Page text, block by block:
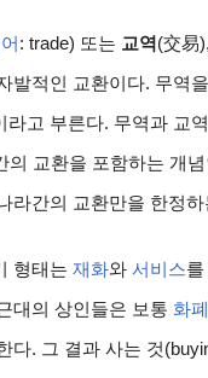
: trade) 또는 교역(交易),
발적인 교환이다. 무역
라고 부른다. 무역과 교
의 교환을 포함하는 개
라간의 교환만을 한정
형태는재화와서비스
대의 상인들은 보통화
다. 그 결과 사는 것